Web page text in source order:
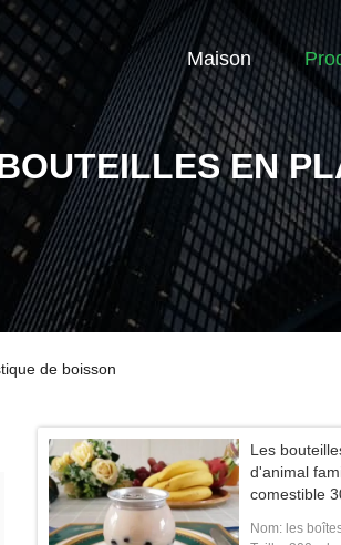
Maison
EN
de boisson
Les
d'animal
comestible
du client
Nom: les